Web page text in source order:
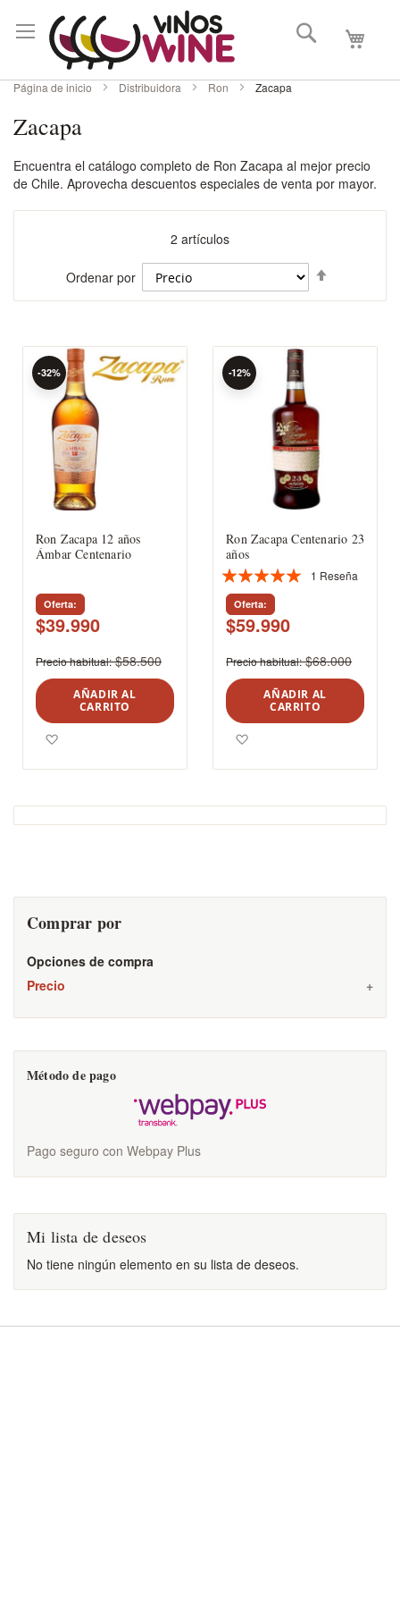
Mi
Buscar
Página de inicio Distribuidora Ron Zacapa
Zacapa
Encuentra el catálogo completo de Ron Zacapa al mejor precio
de Chile. Aprovecha descuentos especiales de venta por mayor.
2 artículos
Ordenar por
Ron Zacapa 12 años
Ámbar Centenario
Oferta
$39.990
-32%
Precio habitual $58.500
AÑADIR AL
CARRITO
Ron Zacapa Centenario 23
años
Valoración:
100%
1 Reseña
Oferta
$59.990
-12%
Precio habitual $68.000
AÑADIR AL
CARRITO
Comprar por
Opciones de compra
Precio
Método de pago
Pago seguro con Webpay Plus
Mi lista de deseos
No tiene ningún elemento en su lista de deseos.